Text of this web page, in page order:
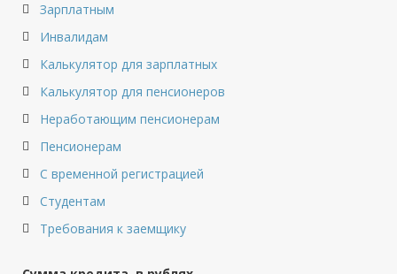
Зарплатным
Инвалидам
Калькулятор для зарплатных
Калькулятор для пенсионеров
Неработающим пенсионерам
Пенсионерам
С временной регистрацией
Студентам
Требования к заемщику